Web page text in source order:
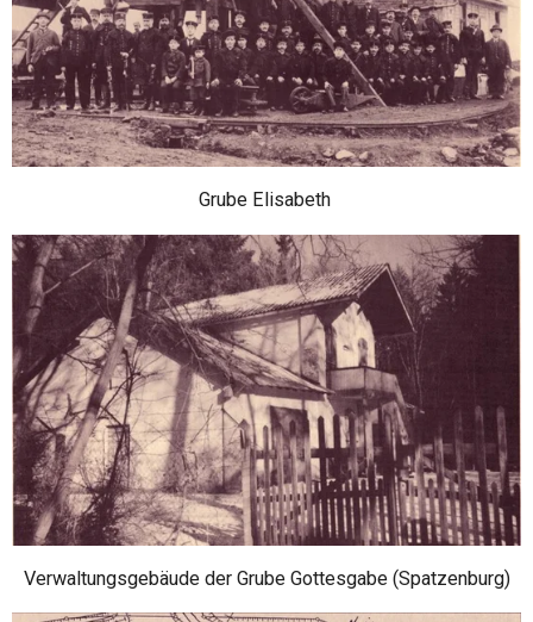
Grube Elisabeth
Verwaltungsgebäude der Grube Gottesgabe (Spatzenburg)